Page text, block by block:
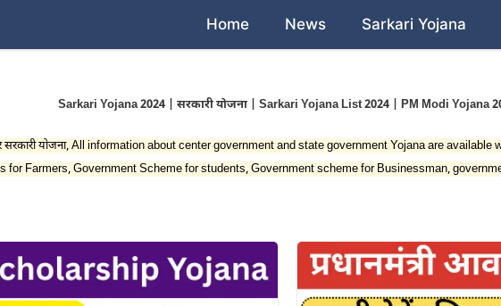
Home News Sarkari Yojana
Sarkari Yojana 2024 | सरकारी योजना | Sarkari Yojana List 2024 | PM Modi Yojana
सरकारी योजना, All information about center government and state government Yojana are available
for Farmers, Government Scheme for students, Government scheme for Businessman,